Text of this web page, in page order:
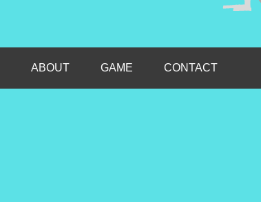
ABOUT GAME CONTACT